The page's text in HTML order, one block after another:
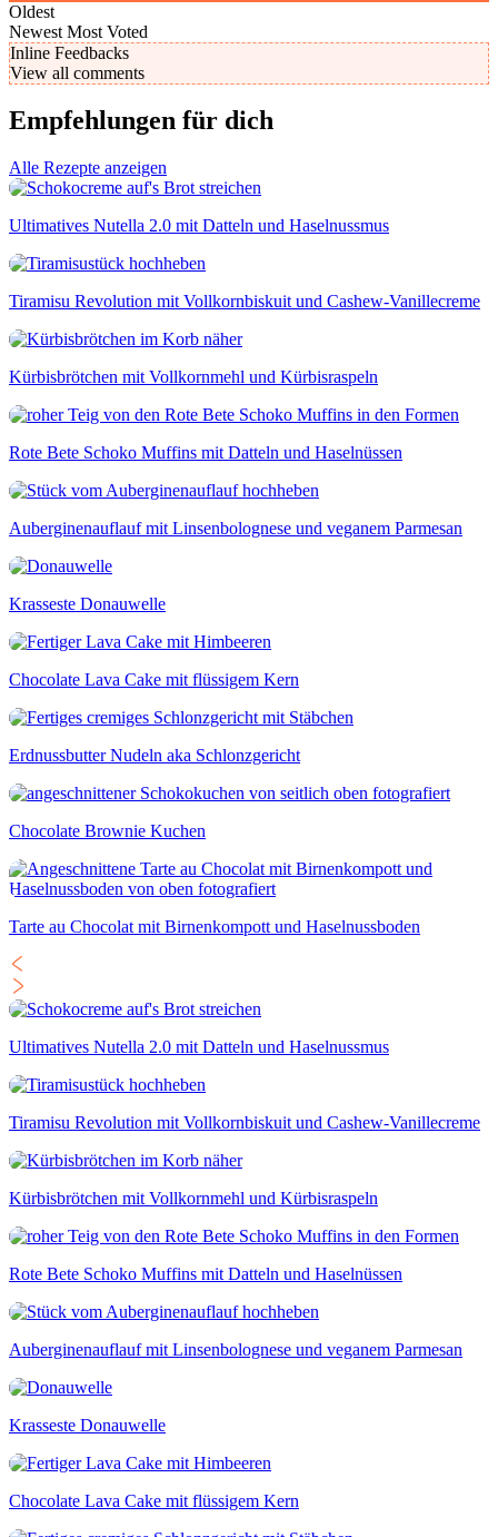
Oldest
Newest Most Voted
Inline Feedbacks
View all comments
Empfehlungen für dich
Alle Rezepte anzeigen
Ultimatives Nutella 2.0 mit Datteln und Haselnussmus
Tiramisu Revolution mit Vollkornbiskuit und Cashew-Vanillecreme
Kürbisbrötchen mit Vollkornmehl und Kürbisraspeln
Rote Bete Schoko Muffins mit Datteln und Haselnüssen
Auberginenauflauf mit Linsenbolognese und veganem Parmesan
Krasseste Donauwelle
Chocolate Lava Cake mit flüssigem Kern
Erdnussbutter Nudeln aka Schlonzgericht
Chocolate Brownie Kuchen
Tarte au Chocolat mit Birnenkompott und Haselnussboden
Ultimatives Nutella 2.0 mit Datteln und Haselnussmus
Tiramisu Revolution mit Vollkornbiskuit und Cashew-Vanillecreme
Kürbisbrötchen mit Vollkornmehl und Kürbisraspeln
Rote Bete Schoko Muffins mit Datteln und Haselnüssen
Auberginenauflauf mit Linsenbolognese und veganem Parmesan
Krasseste Donauwelle
Chocolate Lava Cake mit flüssigem Kern